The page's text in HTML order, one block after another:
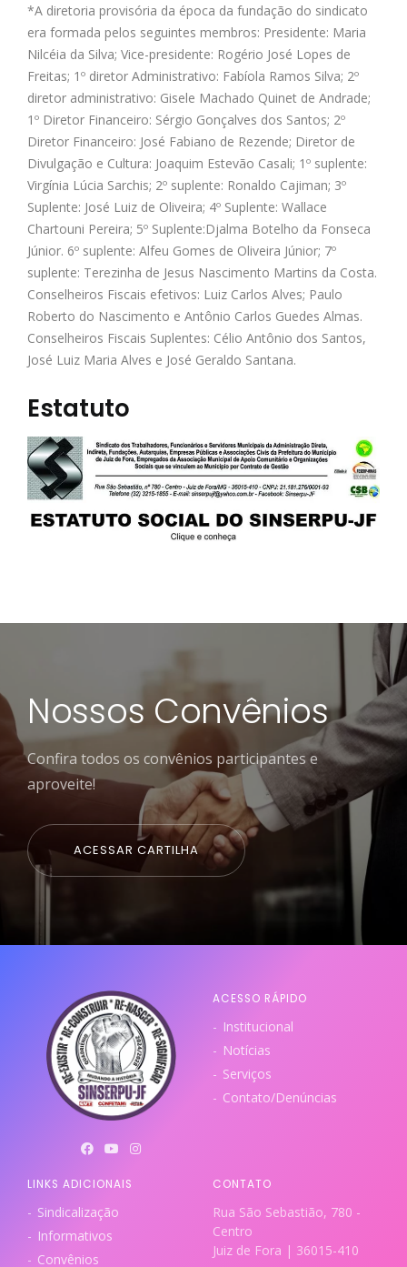
*A diretoria provisória da época da fundação do sindicato
era formada pelos seguintes membros: Presidente: Maria
Nilcéia da Silva; Vice-presidente: Rogério José Lopes de
Freitas; 1º diretor Administrativo: Fabíola Ramos Silva; 2º
diretor administrativo: Gisele Machado Quinet de Andrade;
1º Diretor Financeiro: Sérgio Gonçalves dos Santos; 2º
Diretor Financeiro: José Fabiano de Rezende; Diretor de
Divulgação e Cultura: Joaquim Estevão Casali; 1º suplente:
Virgínia Lúcia Sarchis; 2º suplente: Ronaldo Cajiman; 3º
Suplente: José Luiz de Oliveira; 4º Suplente: Wallace
Chartouni Pereira; 5º Suplente:Djalma Botelho da Fonseca
Júnior. 6º suplente: Alfeu Gomes de Oliveira Júnior; 7º
suplente: Terezinha de Jesus Nascimento Martins da Costa.
Conselheiros Fiscais efetivos: Luiz Carlos Alves; Paulo
Roberto do Nascimento e Antônio Carlos Guedes Almas.
Conselheiros Fiscais Suplentes: Célio Antônio dos Santos,
José Luiz Maria Alves e José Geraldo Santana.
Estatuto
Nossos Convênios
Confira todos os convênios participantes e
aproveite!
ACESSAR CARTILHA
ACESSO RÁPIDO
Institucional
Notícias
Serviços
Contato/Denúncias
LINKS ADICIONAIS
Sindicalização
Informativos
Convênios
CONTATO
Rua São Sebastião, 780 -
Centro
Juiz de Fora | 36015-410